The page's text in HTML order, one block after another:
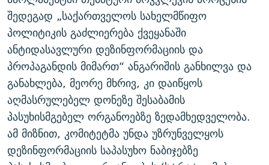
შედეგად „საქართველოს სახელმწიფო
პოლიტიკის გაძლიერება ქვეყანაში
ანტიდასავლური დეზინფორმაციის და
პროპაგანდის მიმართ“ ანგარიშის განხილვა და
განახლება, მეორე მხრივ, კი დაიწყოს
აღმასრულებელ დონეზე შესაბამის
პასუხისმგებელ ორგანოებზე ზედამხედველობა.
ამ მიზნით, კომიტეტმა უნდა უზრუნველყოს
დეზინფორმაციის საპასუხო ნაბიჯებზე